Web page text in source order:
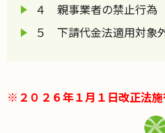
４ 親事業者の禁止行為（
５ 下請代金法適用対象
※２０２６年１月１日改正法